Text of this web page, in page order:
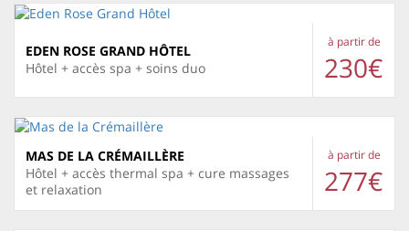
EDEN ROSE GRAND HÔTEL
Hôtel + accès spa + soins duo
à partir de
230€
MAS DE LA CRÉMAILLÈRE
Hôtel + accès thermal spa + cure massages
et relaxation
à partir de
277€